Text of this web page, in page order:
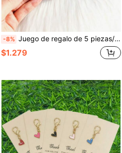
-8% Juego de regalo de 5 piezas/30 piezas de llaveros de estrella de resina mini, incluye 10 llaveros + 10 tarjetas inspiradoras "Orgulloso de ti" + 10 bolsas de embalaje para tarjetas, adecuado para cumpleaños, aniversario, graduación, regreso a la escuela, incorporación de nuevos empleados, Día del Maestro, colgante de bolso y llave de coche, ocasiones para regalos de aliento y afirmación
$1.279